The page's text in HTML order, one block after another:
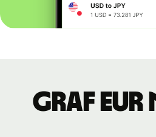
graf EUR